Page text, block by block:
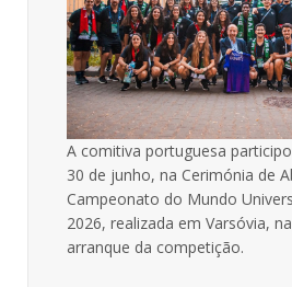
A comitiva portuguesa
30 de junho, na Cerimónia de
Campeonato do Mundo
2026, realizada em Varsóvia,
arranque da competição.